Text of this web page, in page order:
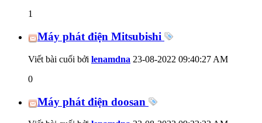
1
Máy phát điện Mitsubishi
Viết bài cuối bởi lenamdna 23-08-2022 09:40:27 AM
0
Máy phát điện doosan